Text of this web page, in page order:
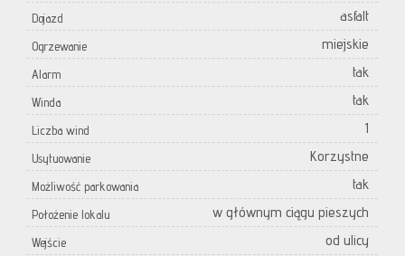
Dojazd asfalt
Ogrzewanie miejskie
Alarm tak
Winda tak
Liczba wind 1
Usytuowanie Korzystne
Możliwość parkowania tak
Położenie lokalu w głównym ciągu pieszych
Wejście od ulicy